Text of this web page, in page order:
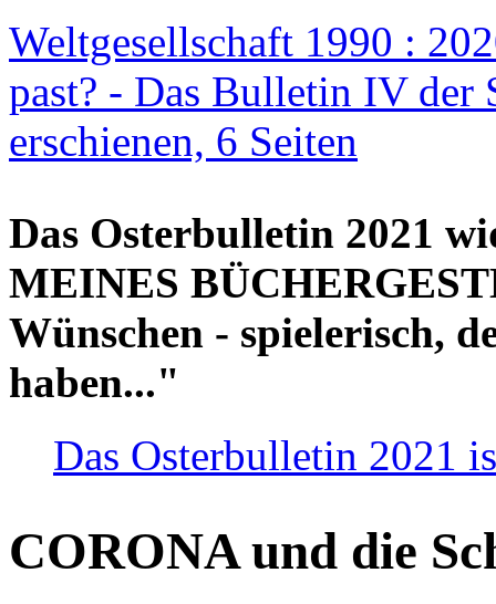
Weltgesellschaft 1990 :
past? - Das Bulletin IV der
erschienen, 6 Seiten
Das Osterbulletin 2021
MEINES
Wünschen - spielerisch,
haben..."
Das Osterbulletin 2021
CORONA und die